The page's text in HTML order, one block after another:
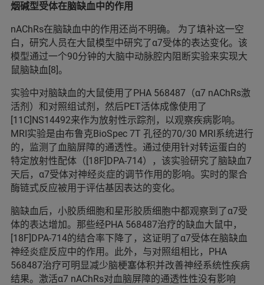
烟碱型受体在脑缺血中的作用
nAChRs在脑缺血中的作用还尚不明确。 为了填补这一空
白，研究人员在大鼠模型中研究了α7受体的表达变化。该
模型通过一个90分钟的大脑中动脉腔内阻断实验来实现大
鼠脑缺血[8]。
实验中对脑缺血的大鼠使用了PHA 568487（α7 nAChRs激
活剂）和对照组试剂，然后PET活体成像使用了
[11C]NS14492来作为放射性示踪剂，以观察疾病影响。
MRI实验是由布鲁克BioSpec 7T 孔径的70/30 MRI系统进行
的，监测了血脑屏障的通透性。通过使用针对转运蛋白的
特定放射性配体（[18F]DPA-714），该实验研究了脑缺血7
天后，α7受体对神经炎症的调节作用的影响。实时的聚合
酶链式反应被用于评估基因表达的变化。
脑缺血后，小胶质细胞和星形胶质细胞中都观察到了α7受
体的表达增加。那些经PHA 568487治疗的缺血大鼠中，
[18F]DPA-714的结合率下降了，这证明了α7受体在脑缺血
神经炎症反应中的作用。此外，与对照组相比，PHA
568487治疗可明显减少脑梗塞体积并改善神经系统性疾病
结果。激活α7 nAChRs对血脑屏障的通透性性没有影响